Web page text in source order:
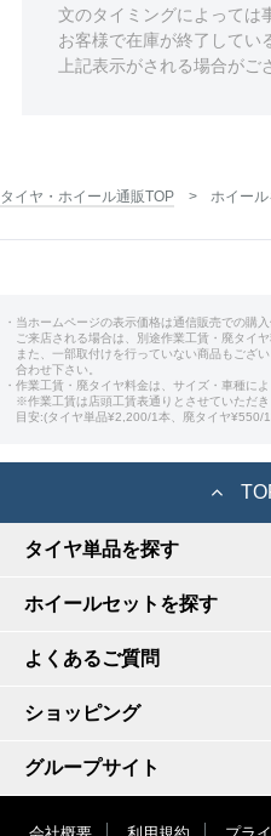
文のタイミングによっては
お客様で在庫が終了してい
上記表示がされる場合がご
タイヤ・ホイール通販TOP ホイー
・当ホームページの表示価格は通信販売での購
ご来店される場合は、別途作業工賃・廃タイ
また、一部取付けを行っていない商品もござ
合わせ下さい。
・作業工賃・廃タイヤ料金は、サイズ・車種によ
※作業工賃は店頭工賃表通りとさせていただき
目安:(タイヤ単品¥2,200/1本、廃タイヤ¥550/
タイヤ単品を探す
ホイールセットを探す
よくあるご質問
ショッピング
グループサイト